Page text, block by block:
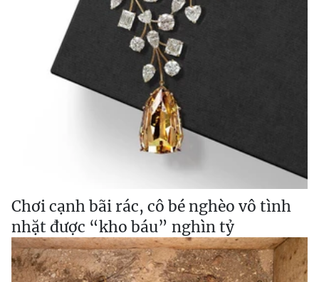
Chơi cạnh bãi rác, cô bé nghèo vô tình
nhặt được “kho báu” nghìn tỷ